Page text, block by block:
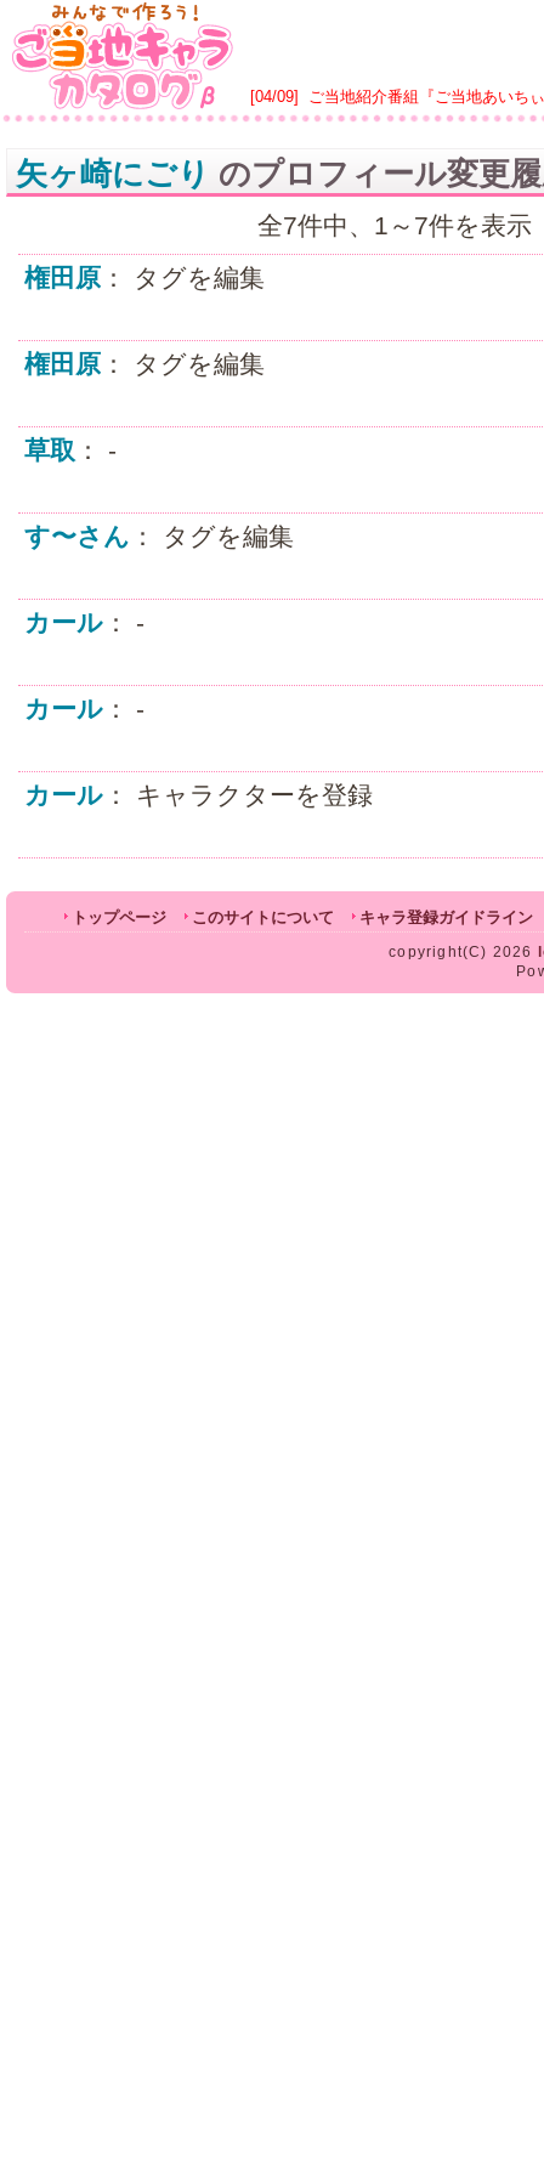
[04/09] ご当地紹介番組『ご当地あいち
矢ヶ崎にごり のプロフィール変更
全7件中、1～7件を表示
権田原 ： タグを編集
権田原 ： タグを編集
草取 ： -
す〜さん ： タグを編集
カール ： -
カール ： -
カール ： キャラクターを登録
トップページ このサイトについて キャラ登録ガイドライン
copyright(C) 2026